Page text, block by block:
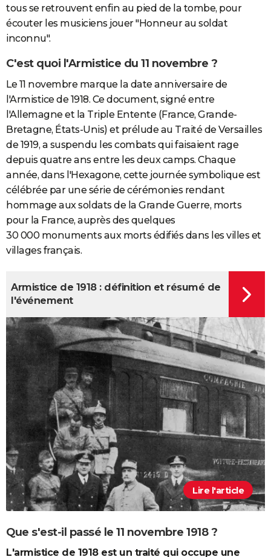
tous se retrouvent enfin au pied de la tombe, pour
écouter les musiciens jouer "Honneur au soldat
inconnu".
C'est quoi l'Armistice du 11 novembre ?
Le 11 novembre marque la date anniversaire de
l'Armistice de 1918. Ce document, signé entre
l'Allemagne et la Triple Entente (France, Grande-
Bretagne, États-Unis) et prélude au Traité de Versailles
de 1919, a suspendu les combats qui faisaient rage
depuis quatre ans entre les deux camps. Chaque
année, dans l'Hexagone, cette journée symbolique est
célébrée par une série de cérémonies rendant
hommage aux soldats de la Grande Guerre, morts
pour la France, auprès des quelques
30 000 monuments aux morts édifiés dans les villes et
villages français.
Lire l'article
Armistice de 1918 : définition et résumé de
l'événement
Que s'est-il passé le 11 novembre 1918 ?
L'armistice de 1918 est un traité qui occupe une